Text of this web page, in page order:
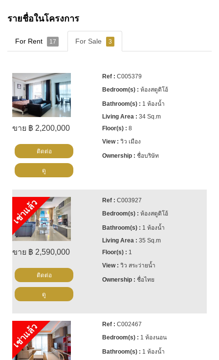
รายชื่อในโครงการ
For Rent 17 For Sale 3
ขาย ฿ 2,200,000
C005379
ห้องสตูดิโอ้
1 ห้องน้ำ
34 Sq.m
8
วิว เมือง
ชื่อบริษัท
ติดต่อ
ดู
เช่าแล้ว
ขาย ฿ 2,590,000
C003927
ห้องสตูดิโอ้
1 ห้องน้ำ
35 Sq.m
1
วิว สระว่ายน้ำ
ชื่อไทย
ติดต่อ
ดู
เช่าแล้ว
C002467
1 ห้องนอน
1 ห้องน้ำ